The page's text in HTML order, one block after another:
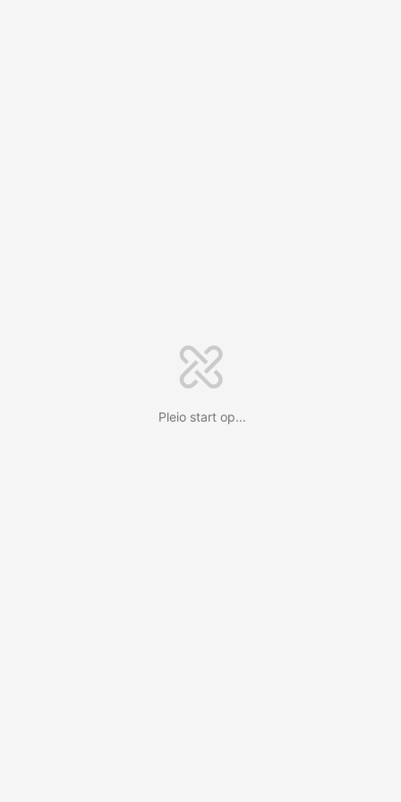
Pleio start op...